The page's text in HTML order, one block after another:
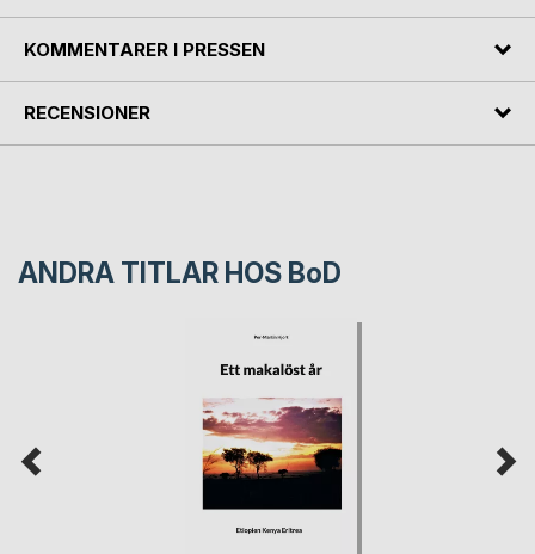
KOMMENTARER I PRESSEN
RECENSIONER
ANDRA TITLAR HOS BoD